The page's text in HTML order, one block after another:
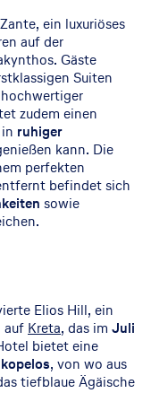
ein luxuriöses
auf der
Gäste
Suiten
zudem einen
ruhiger
kann. Die
perfekten
befindet sich
sowie
Elios Hill, ein
auf Kreta, das im Juli
bietet eine
, von wo aus
tiefblaue Ägäische